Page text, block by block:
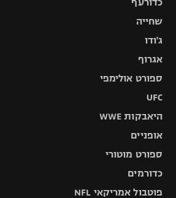
שחייה
ג'ודו
אגרוף
ספורט אולימפי
UFC
היאבקות WWE
אופניים
ספורט מוטורי
כדורמים
פוטבול אמריקאי NFL